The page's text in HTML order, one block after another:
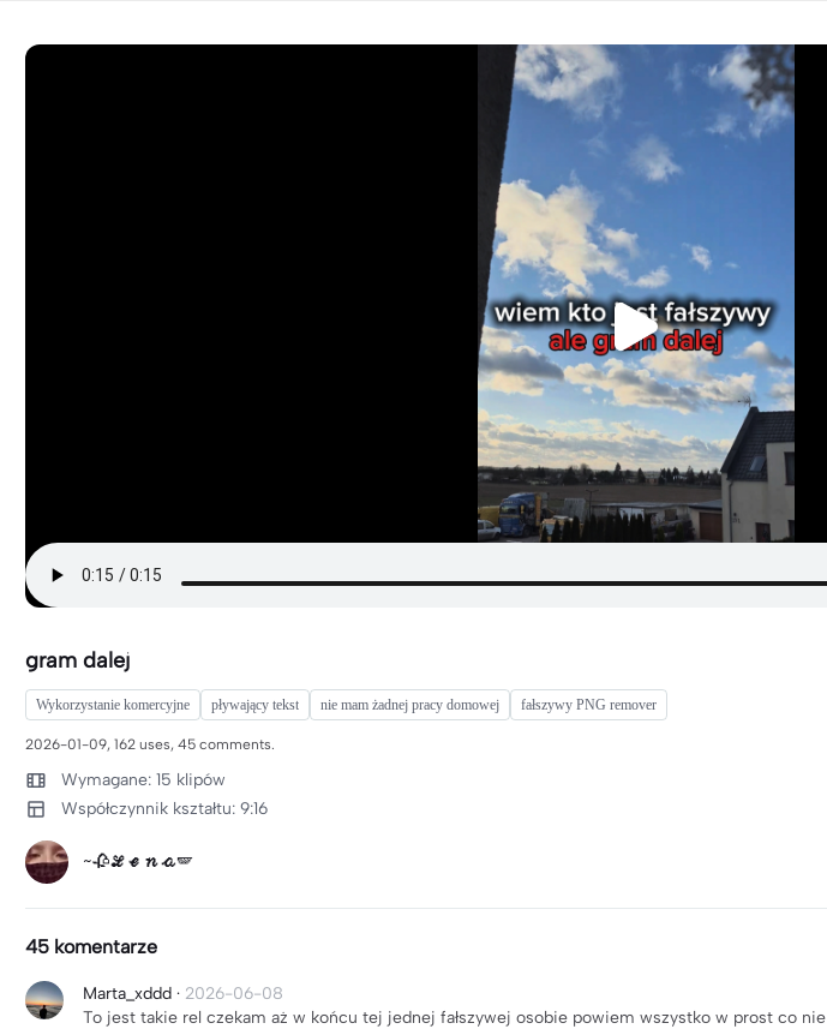
gram dalej
Wykorzystanie komercyjne pływający tekst nie mam żadnej pracy domowej fałszywy PNG remover
2026-01-09, 162 uses, 45 comments.
Wymagane: 15 klipów
Współczynnik kształtu: 9:16
~🥀𝓛𝓮𝓷𝓪🪽
45 komentarze
Marta_xddd · 2026-06-08
To jest takie rel czekam aż w końcu tej jednej fałszywej osobie powiem wszystko w prost co nie